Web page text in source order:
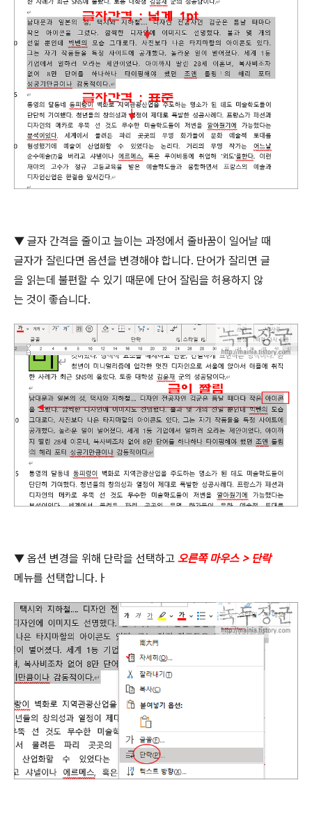
▼ 글자 간격을 줄이고 늘이는 과정에서 줄바꿈이 일어날 때
글자가 잘린다면 옵션을 변경해야 합니다. 단어가 잘리면 글
을 읽는데 불편할 수 있기 때문에 단어 잘림을 허용하지 않
는 것이 좋습니다.
▼ 옵션 변경을 위해 단락을 선택하고 오른쪽 마우스 > 단락
메뉴를 선택합니다. ㅏ